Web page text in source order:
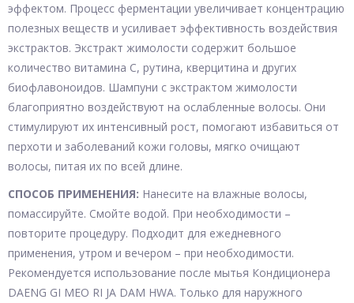
эффектом. Процесс ферментации увеличивает концентрацию
полезных веществ и усиливает эффективность воздействия
экстрактов. Экстракт жимолости содержит большое
количество витамина С, рутина, кверцитина и других
биофлавоноидов. Шампуни с экстрактом жимолости
благоприятно воздействуют на ослабленные волосы. Они
стимулируют их интенсивный рост, помогают избавиться от
перхоти и заболеваний кожи головы, мягко очищают
волосы, питая их по всей длине.
СПОСОБ ПРИМЕНЕНИЯ: Нанесите на влажные волосы,
помассируйте. Смойте водой. При необходимости –
повторите процедуру. Подходит для ежедневного
применения, утром и вечером – при необходимости.
Рекомендуется использование после мытья Кондиционера
DAENG GI MEO RI JA DAM HWA. Только для наружного